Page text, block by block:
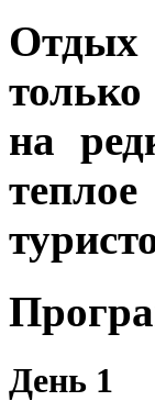
на
День 1